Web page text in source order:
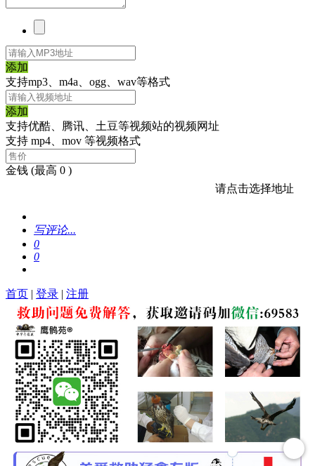
添加
支持mp3、m4a、ogg、wav等格式
添加
支持优酷、腾讯、土豆等视频站的视频网址
支持 mp4、mov 等视频格式
金钱 (最高 0 )
请点击选择地址
写评论...
0
0
首页 | 登录 | 注册